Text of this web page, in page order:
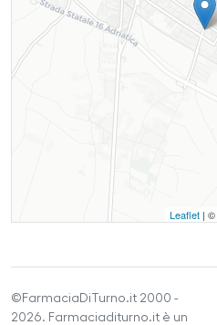
Leaflet | ©
©FarmaciaDiTurno.it 2000 -
2026. Farmaciaditurno.it è un